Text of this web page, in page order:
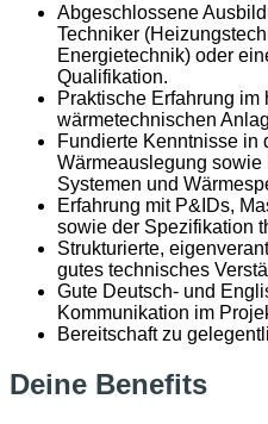
Abgeschlossene
Techniker
Energietechnik) oder
Qualifikation.
Praktische Erfahrung im
wärmetechnischen
Fundierte Kenntnisse in
Wärmeauslegung
Systemen und
Erfahrung mit P&IDs,
sowie der Spezifikation
Strukturierte,
gutes technisches
Gute Deutsch- und
Kommunikation im
Bereitschaft zu
Deine Benefits